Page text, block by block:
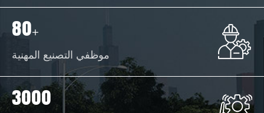
80+
موظفي التصنيع المهنية
3000